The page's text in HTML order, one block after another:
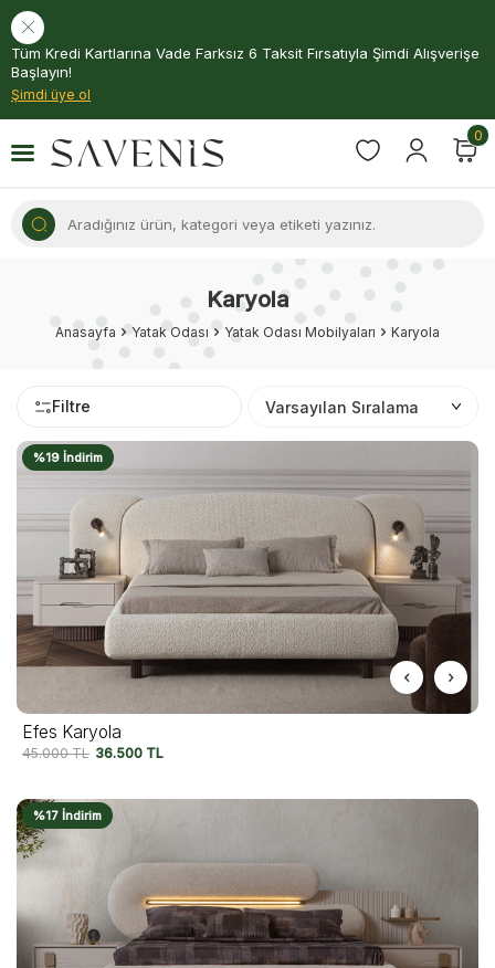
Tüm Kredi Kartlarına Vade Farksız 6 Taksit Fırsatıyla Şimdi Alışverişe
Başlayın!
Şimdi üye ol
0
Karyola
Anasayfa Yatak Odası Yatak Odası Mobilyaları Karyola
Filtre
%19 İndirim
Efes Karyola
45.000TL 36.500 TL
%17 İndirim